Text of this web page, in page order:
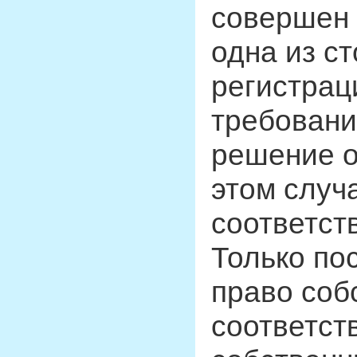
одна из
решение
этом
Только
право